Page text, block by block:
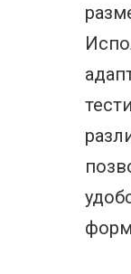
форм